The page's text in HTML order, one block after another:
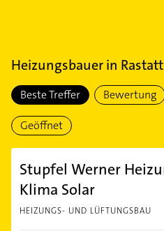
Heizungsbauerin Rastatt
Beste Treffer Bewertung
Geöffnet
Stupfel Werner
Klima Solar
HEIZUNGS- UND LÜFTUNGSBAU